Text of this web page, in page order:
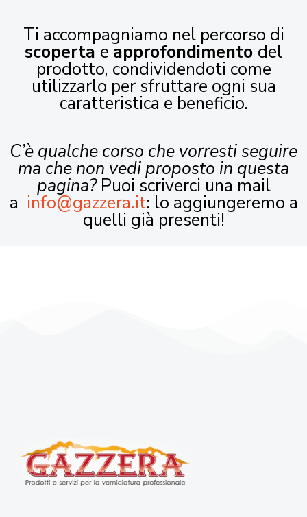
Ti accompagniamo nel percorso di
scoperta e approfondimento del
prodotto, condividendoti come
utilizzarlo per sfruttare ogni sua
caratteristica e beneficio.
C’è qualche corso che vorresti seguire
ma che non vedi proposto in questa
pagina?Puoi scriverci una mail
a info@gazzera.it: lo aggiungeremo a
quelli già presenti!